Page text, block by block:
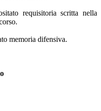
requisitoria scritta nella
memoria difensiva.